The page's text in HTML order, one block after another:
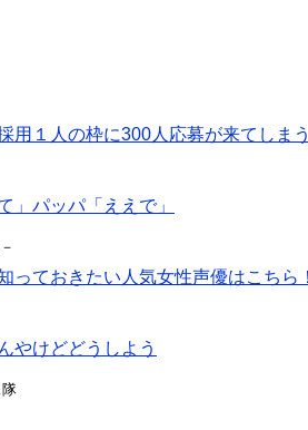
用１人の枠に300人応募が来てしまう
」パッパ「ええで」
ておきたい人気女性声優はこちら
やけどどうしよう